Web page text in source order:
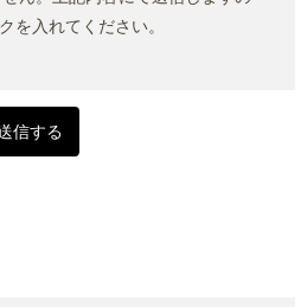
を入れてください。